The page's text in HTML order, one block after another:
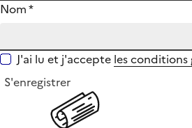
Nom*
J'ai lu et j'accepte les conditions
S'enregistrer